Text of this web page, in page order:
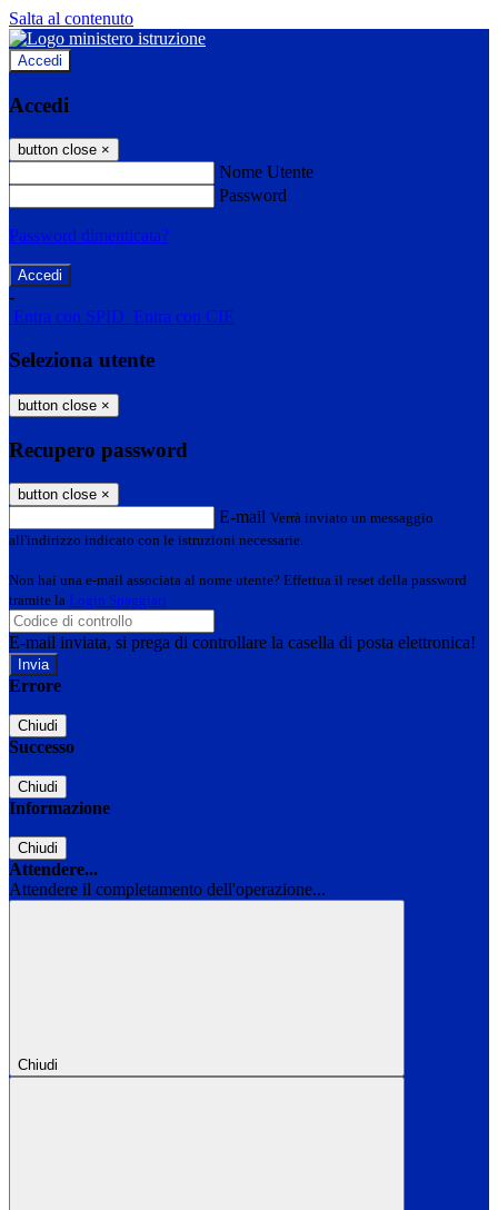
Salta al contenuto
Accedi
Accedi
button close ×
Nome Utente
Password
Password dimenticata?
-
Entra con SPID Entra con CIE
Seleziona utente
button close ×
Recupero password
button close ×
E-mail Verrà inviato un messaggio
all'indirizzo indicato con le istruzioni necessarie.
Non hai una e-mail associata al nome utente? Effettua il reset della password
tramite la Login Spaggiari
E-mail inviata, si prega di controllare la casella di posta elettronica!
Errore
Chiudi
Successo
Chiudi
Informazione
Chiudi
Attendere...
Attendere il completamento dell'operazione...
Chiudi